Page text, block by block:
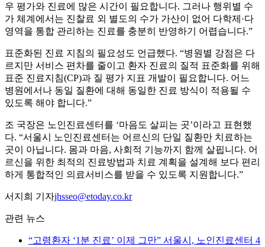
우 평가와 진료에 많은 시간이 필요합니다. 그러나 행위별 수
가 체계에서는 진찰료 외 별도의 수가 가산이 없어 다학제·다
영역을 통합 관리하는 진료를 충분히 반영하기 어렵습니다.”
표준화된 진료 지침의 필요성도 언급했다. “병원별 강점은 다
르지만 서비스 편차를 줄이고 환자 진료의 질적 표준화를 위해
표준 진료지침(CP)과 질 평가 지표 개발이 필요합니다. 어느
병원에서나 동일 질환에 대해 동일한 진료 방식이 적용될 수
있도록 해야 합니다.”
조 국장은 노인진료센터를 ‘마음도 살피는 곳’이라고 표현했
다. “서울시 노인진료센터는 어르신의 단일 질환만 치료하는
곳이 아닙니다. 몸과 마음, 사회적 기능까지 함께 살핍니다. 어
르신을 위한 최적의 진료방법과 치료 계획을 설계해 보다 편리
하게 통합적인 의료서비스를 받을 수 있도록 지원합니다.”
서지희 기자jhsseo@etoday.co.kr
관련 뉴스
“고령환자 ‘1분 진료’ 이제 그만” 서울시, 노인진료센터 4